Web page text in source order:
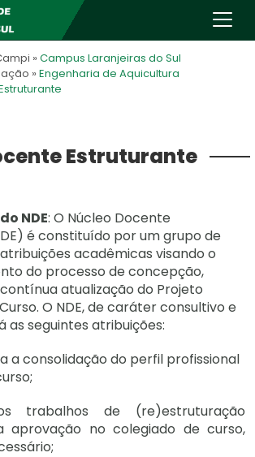
» Campus Laranjeiras do Sul
» Engenharia de Aquicultura
Estruturante
NDE: O Núcleo Docente
é constituído por um grupo de
acadêmicas visando o
do processo de concepção,
atualização do Projeto
O NDE, de caráter consultivo e
as seguintes atribuições:
a consolidação do perfil profissional
trabalhos de (re)estruturação
aprovação no colegiado de curso,